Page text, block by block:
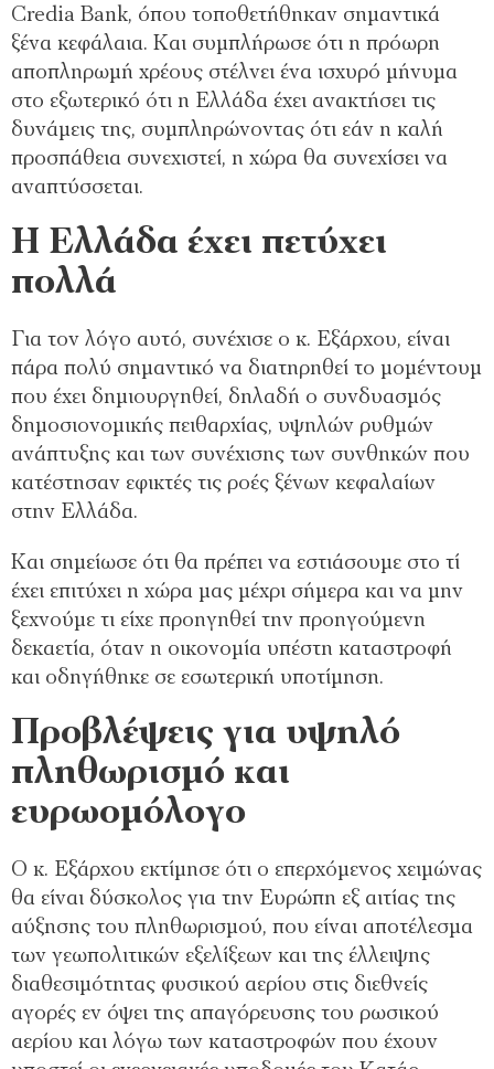
Credia Bank, όπου τοποθετήθηκαν σημαντικά
ξένα κεφάλαια. Και συμπλήρωσε ότι η πρόωρη
αποπληρωμή χρέους στέλνει ένα ισχυρό μήνυμα
στο εξωτερικό ότι η Ελλάδα έχει ανακτήσει τις
δυνάμεις της, συμπληρώνοντας ότι εάν η καλή
προσπάθεια συνεχιστεί, η χώρα θα συνεχίσει να
αναπτύσσεται.
Η Ελλάδα έχει πετύχει
πολλά
Για τον λόγο αυτό, συνέχισε ο κ. Εξάρχου, είναι
πάρα πολύ σημαντικό να διατηρηθεί το μομέντουμ
που έχει δημιουργηθεί, δηλαδή ο συνδυασμός
δημοσιονομικής πειθαρχίας, υψηλών ρυθμών
ανάπτυξης και των συνέχισης των συνθηκών που
κατέστησαν εφικτές τις ροές ξένων κεφαλαίων
στην Ελλάδα.
Και σημείωσε ότι θα πρέπει να εστιάσουμε στο τί
έχει επιτύχει η χώρα μας μέχρι σήμερα και να μην
ξεχνούμε τι είχε προηγηθεί την προηγούμενη
δεκαετία, όταν η οικονομία υπέστη καταστροφή
και οδηγήθηκε σε εσωτερική υποτίμηση.
Προβλέψεις για υψηλό
πληθωρισμό και
ευρωομόλογο
Ο κ. Εξάρχου εκτίμησε ότι ο επερχόμενος χειμώνας
θα είναι δύσκολος για την Ευρώπη εξ αιτίας της
αύξησης του πληθωρισμού, που είναι αποτέλεσμα
των γεωπολιτικών εξελίξεων και της έλλειψης
διαθεσιμότητας φυσικού αερίου στις διεθνείς
αγορές εν όψει της απαγόρευσης του ρωσικού
αερίου και λόγω των καταστροφών που έχουν